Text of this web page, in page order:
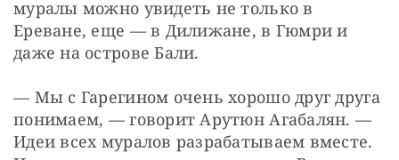
муралы можно увидеть не только в
Ереване, еще — в Дилижане, в Гюмри и
даже на острове Бали.
— Мы с Гарегином очень хорошо друг друга
понимаем, — говорит Арутюн Агабалян. —
Идеи всех муралов разрабатываем вместе.